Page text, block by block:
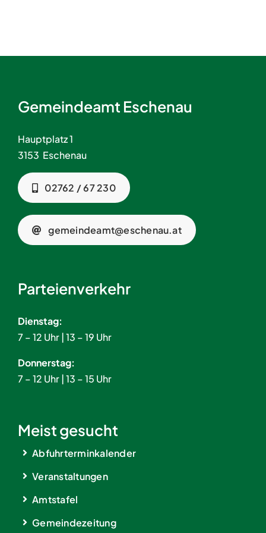
Gemeindeamt Eschenau
Hauptplatz 1
3153 Eschenau
02762 / 67 230
gemeindeamt@eschenau.at
Parteienverkehr
Dienstag:
7 – 12 Uhr | 13 – 19 Uhr
Donnerstag:
7 – 12 Uhr | 13 – 15 Uhr
Meist gesucht
Abfuhrterminkalender
Veranstaltungen
Amtstafel
Gemeindezeitung